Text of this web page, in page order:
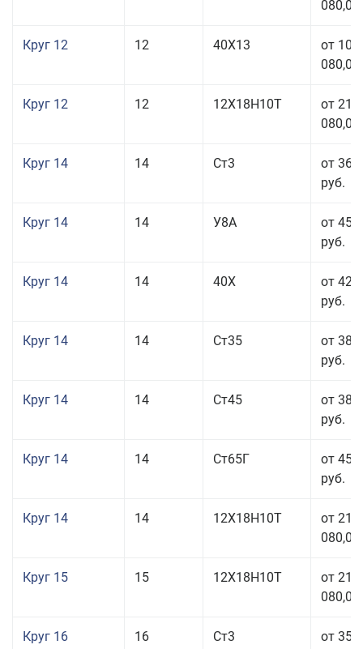
080,00
Круг 12 12 40Х13
от 103
080,00
Круг 12 12 12Х18Н10Т
от 212
080,00
Круг 14 14 Ст3
от 36
руб.
Круг 14 14 У8А
от 45
руб.
Круг 14 14 40Х
от 42
руб.
Круг 14 14 Ст35
от 38
руб.
Круг 14 14 Ст45
от 38
руб.
Круг 14 14 Ст65Г
от 45
руб.
Круг 14 14 12Х18Н10Т
от 211
080,00
Круг 15 15 12Х18Н10Т
от 211
080,00
Круг 16 16 Ст3
от 35